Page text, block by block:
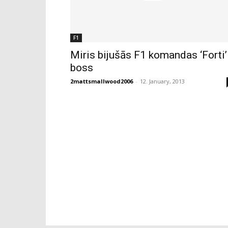
F1
Miris bijušās F1 komandas ‘Forti’
boss
2mattsmallwood2006 - 12. January, 2013